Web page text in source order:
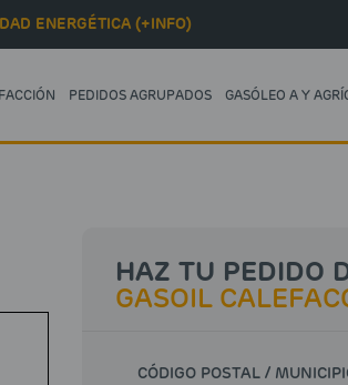
ENERGÉTICA (+INFO)
PEDIDOS AGRUPADOS GASÓLEO A Y
HAZ TU PEDIDO
GASOIL
CÓDIGO POSTAL /